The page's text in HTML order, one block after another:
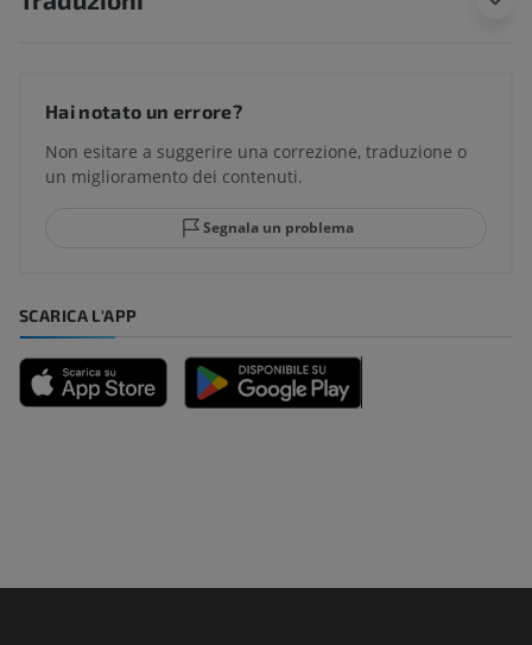
Hai notato un errore?
Non esitare a suggerire una correzione, traduzione o
un miglioramento dei contenuti.
Segnala un problema
SCARICA L'APP